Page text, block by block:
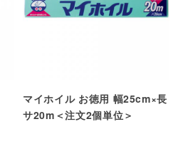
マイホイル お徳用 幅25cm×長
サ20m＜注文2個単位＞